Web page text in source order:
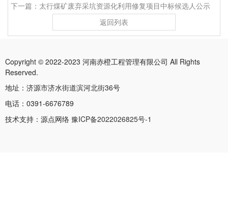
下一篇：太行煤矿废弃采坑资源化利用修复项目中标候选人公示
返回列表
Copyright © 2022-2023 河南赤橙工程管理有限公司 All Rights
Reserved.
地址：济源市济水街道滨河北街36号
电话：0391-6676789
技术支持：源点网络 豫ICP备2022026825号-1